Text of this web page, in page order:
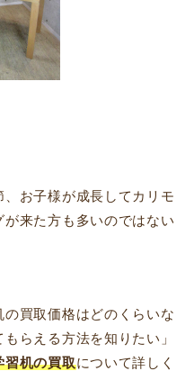
お子様が成長してカリモ
来た方も多いのではない
の買取価格はどのくらいな
らえる方法を知りたい」
習机の買取について詳しく